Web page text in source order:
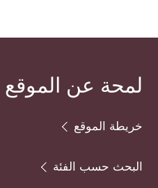
لمحة عن الموقع
خريطة الموقع
البحث حسب الفئة